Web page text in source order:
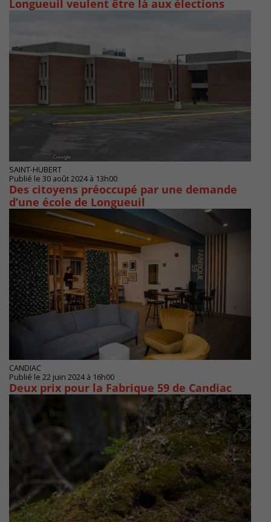
Longueuil veulent être là aux élections
SAINT-HUBERT
Publié le 30 août 2024 à 13h00
Des citoyens préoccupé par une demande
d’une école de Longueuil
CANDIAC
Publié le 22 juin 2024 à 16h00
Deux prix pour la Fabrique 59 de Candiac